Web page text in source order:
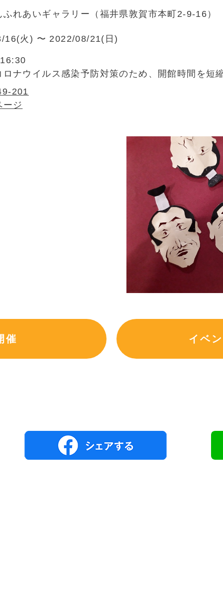
ふれあいギャラリー（福井県敦賀市本町2-9-16）
16(火) 〜 2022/08/21(日)
ナウイルス感染予防対策のため、開館時間を短
201
ージ
催 イベ